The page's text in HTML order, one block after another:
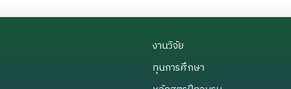
งานวิจัย
ทุนการศึกษา